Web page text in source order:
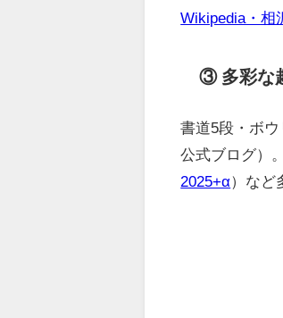
Wikipedia・相
③ 多彩な
書道5段・ボ
公式ブログ）
2025+α）など